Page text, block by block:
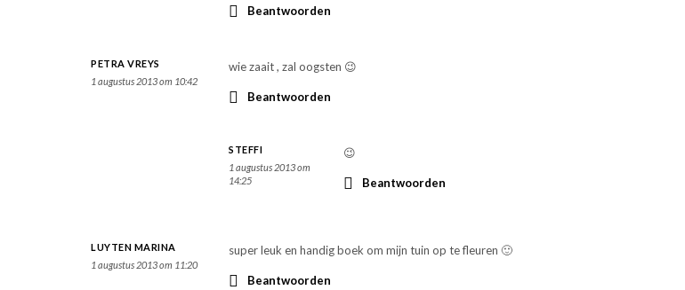
Beantwoorden
PETRA VREYS
1 augustus 2013 om 10:42
wie zaait , zal oogsten 😉
Beantwoorden
STEFFI
1 augustus 2013 om
14:25
😉
Beantwoorden
LUYTEN MARINA
1 augustus 2013 om 11:20
super leuk en handig boek om mijn tuin op te fleuren 🙂
Beantwoorden